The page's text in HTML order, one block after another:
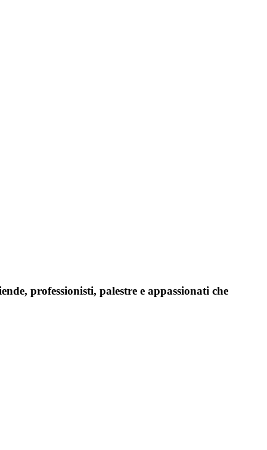
professionisti, palestre e appassionati che